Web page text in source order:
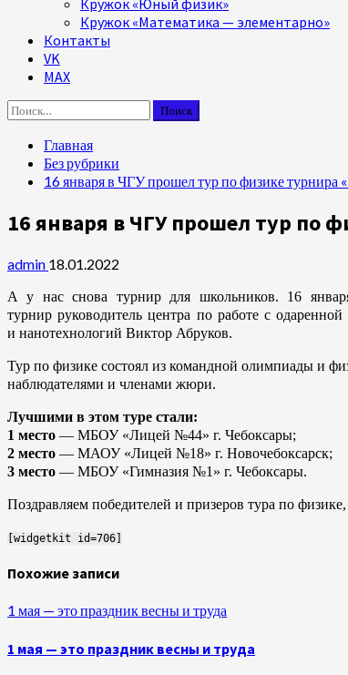
Кружок «Юный физик»
Кружок «Математика — элементарно»
Контакты
VK
MAX
Найти:
Главная
Без рубрики
16 января в ЧГУ прошел тур по физике турнира
16 января в ЧГУ прошел тур по
admin 18.01.2022
А у нас снова турнир для школьников. 16
турнир руководитель центра по работе с
и нанотехнологий Виктор Абруков.
Тур по физике состоял из командной олимпиады и
наблюдателями и членами жюри.
Лучшими в этом туре стали:
1 место — МБОУ «Лицей №44» г. Чебоксары;
2 место — МАОУ «Лицей №18» г. Новочебоксарск;
3 место — МБОУ «Гимназия №1» г. Чебоксары.
Поздравляем победителей и призеров тура по
[widgetkit id=706]
Похожие записи
1 мая — это праздник весны и труда
1 мая — это праздник весны и труда